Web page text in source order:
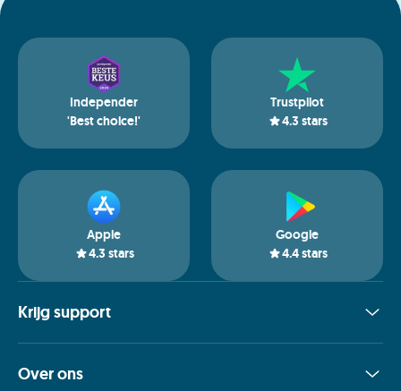
Independer
'Best choice!'
Trustpilot
4.3 stars
Apple
4.3 stars
Google
4.4stars
Krijg support
Over ons